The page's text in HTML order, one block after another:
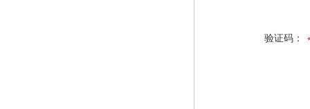
验证码：